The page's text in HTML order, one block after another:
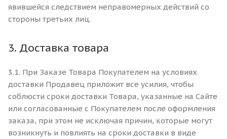
явившейся следствием неправомерных действий со
стороны третьих лиц.
3. Доставка товара
3.1. При Заказе Товара Покупателем на условиях
доставки Продавец приложит все усилия, чтобы
соблюсти сроки доставки Товара, указанные на Сайте
или согласованные с Покупателем после оформления
заказа, при этом не исключая причин, которые могут
возникнуть и повлиять на сроки доставки в виде